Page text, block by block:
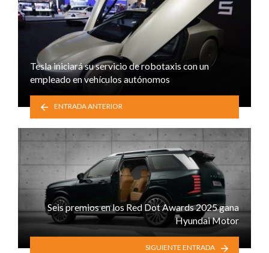
Tesla iniciará su servicio de robotaxis con un
empleado en vehículos autónomos
ENTRADA ANTERIOR
Seis premios en los Red Dot Awards 2025 gana
Hyundai Motor
SIGUIENTE ENTRADA